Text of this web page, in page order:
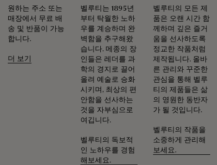
원하는 주소 또는
매장에서 무료 배
송 및 반품이 가능
합니다.
더 보기
벨루티는 1895년
부터 탁월한 노하
우를 계승하며 완
벽함을 추구해왔
습니다. 메종의 장
인들은 레더를 과
학의 경지로 끌어
올려 예술로 승화
시키며, 최상의 편
안함을 선사하는
것을 자부심으로
여깁니다.
벨루티의 독보적
인 노하우를 경험
해보세요.
벨루티의 모든 제
품은 오랜 시간 함
께하며 깊은 즐거
움을 선사하도록
정교한 작품처럼
제작됩니다. 올바
른 관리와 꾸준한
관심을 통해 벨루
티의 제품들은 삶
의 영원한 동반자
가 될 것입니다.
벨루티의 작품을
소중하게 관리해
보세요.